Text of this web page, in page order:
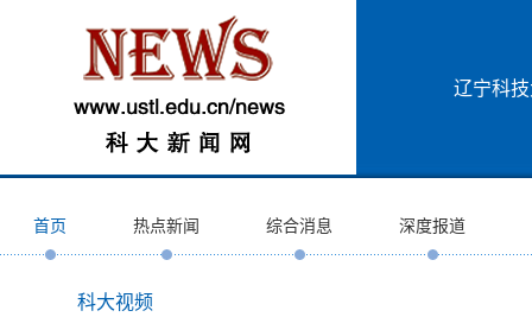
辽宁科
首页 热点新闻 综合消息 深度报道
科大视频